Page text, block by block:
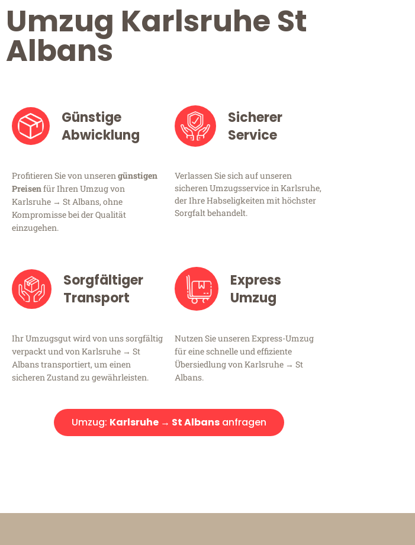
Umzug Karlsruhe St
Albans
Günstige
Abwicklung
Profitieren Sie von unserengünstigen
Preisenfür Ihren Umzug von
Karlsruhe → St Albans, ohne
Kompromisse bei der Qualität
einzugehen.
Sicherer
Service
Verlassen Sie sich auf unseren
sicheren Umzugsservice in Karlsruhe,
der Ihre Habseligkeiten mit höchster
Sorgfalt behandelt.
Sorgfältiger
Transport
Ihr Umzugsgut wird von uns sorgfältig
verpackt und von Karlsruhe → St
Albans transportiert, um einen
sicheren Zustand zu gewährleisten.
Express
Umzug
Nutzen Sie unseren Express-Umzug
für eine schnelle und effiziente
Übersiedlung von Karlsruhe → St
Albans.
Umzug: Karlsruhe → St Albansanfragen